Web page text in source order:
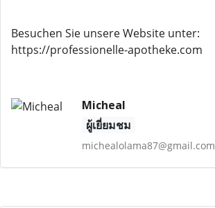
Besuchen Sie unsere Website unter:
https://professionelle-apotheke.com
Micheal
ผู้เยี่ยมชม
michealolama87@gmail.com